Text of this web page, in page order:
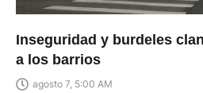
Inseguridad y burdeles
a los barrios
agosto 7, 5:00 AM